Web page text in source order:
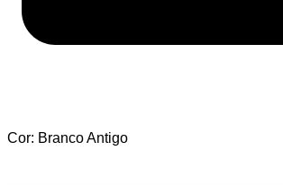
Cor: Branco Antigo